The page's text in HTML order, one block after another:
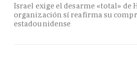
Israel exige el desarme «total» de
organización sí reafirma su
estadounidense